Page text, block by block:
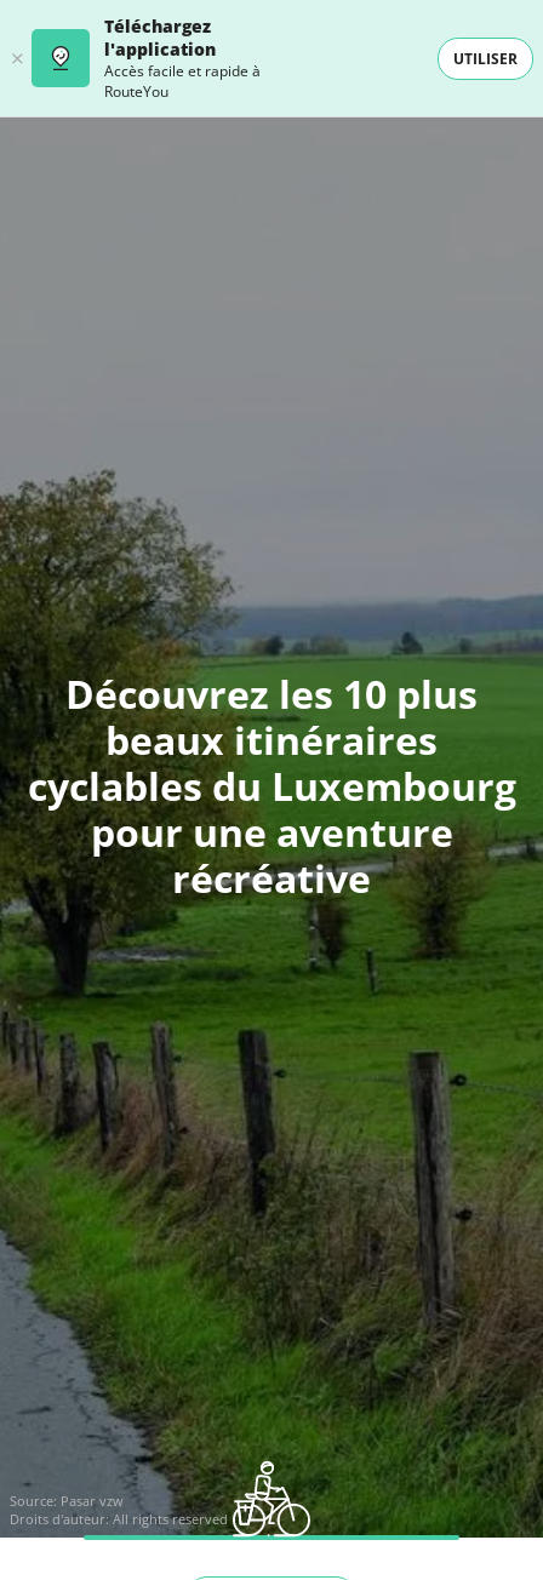
Téléchargez
l'application
Accès facile et rapide à
RouteYou
UTILISER
Découvrez les 10 plus
beaux itinéraires
cyclables du Luxembourg
pour une aventure
récréative
Source: Pasar vzw
Droits d'auteur: All rights reserved